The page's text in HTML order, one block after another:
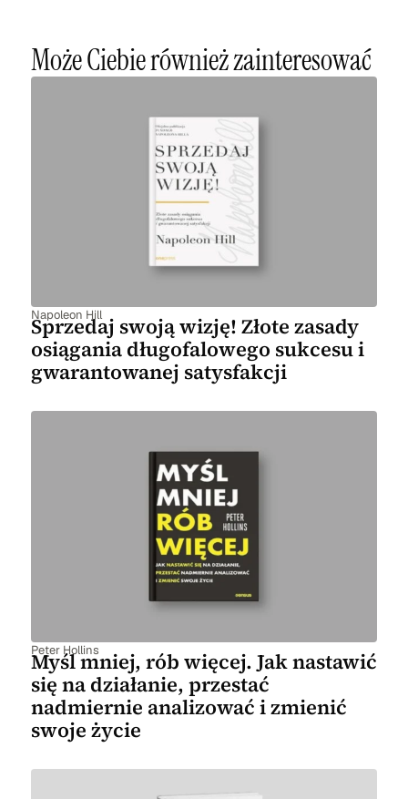
Może Ciebie również zainteresować
Napoleon Hill
Sprzedaj swoją wizję! Złote zasady
osiągania długofalowego sukcesu i
gwarantowanej satysfakcji
Peter Hollins
Myśl mniej, rób więcej. Jak nastawić
się na działanie, przestać
nadmiernie analizować i zmienić
swoje życie